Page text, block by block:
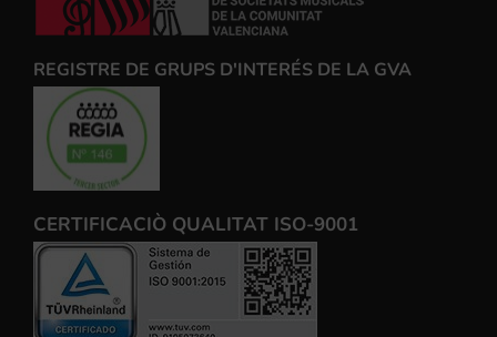
REGISTRE DE GRUPS D'INTERÉS DE LA GVA
CERTIFICACIÒ QUALITAT ISO-9001